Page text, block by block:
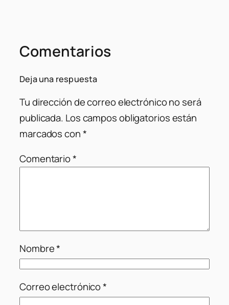
Comentarios
Deja una respuesta
Tu dirección de correo electrónico no será
publicada. Los campos obligatorios están
marcados con*
Comentario*
Nombre*
Correo electrónico*